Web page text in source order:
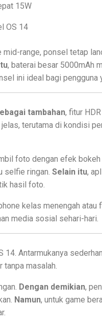
15W
OS 14
range, ponsel tetap
, baterai besar 5000mAh
ini ideal bagi pengguna
tambahan, fitur
terutama di kondisi
foto dengan efek bokeh
selfie ringan. Selain itu,
hasil foto.
kelas menengah atau
media sosial sehari-hari.
Antarmukanya
masalah.
Dengan demikian,
Namun, untuk game